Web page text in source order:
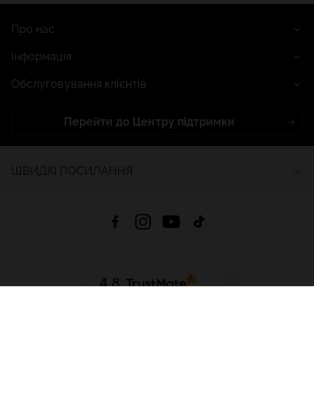
Про нас
Інформація
Обслуговування клієнтів
Перейти до Центру підтримки
4.8